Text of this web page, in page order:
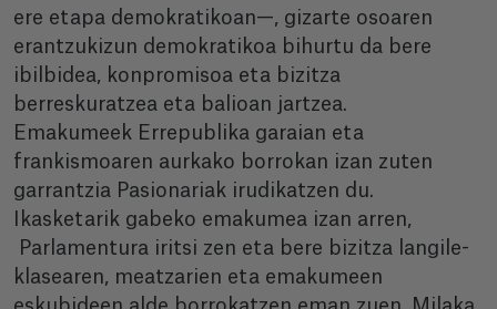
ere etapa demokratikoan—, gizarte osoaren
erantzukizun demokratikoa bihurtu da bere
ibilbidea, konpromisoa eta bizitza
berreskuratzea eta balioan jartzea.
Emakumeek Errepublika garaian eta
frankismoaren aurkako borrokan izan zuten
garrantzia Pasionariak irudikatzen du.
Ikasketarik gabeko emakumea izan arren,
Parlamentura iritsi zen eta bere bizitza langile-
klasearen, meatzarien eta emakumeen